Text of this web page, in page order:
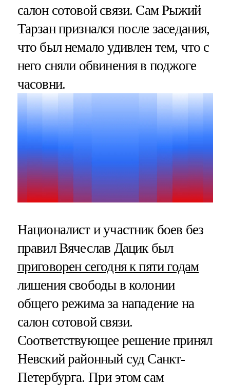
салон сотовой связи. Сам Рыжий
Тарзан признался после заседания,
что был немало удивлен тем, что с
него сняли обвинения в поджоге
часовни.
Националист и участник боев без
правил Вячеслав Дацик был
приговорен сегодня к пяти годам
лишения свободы в колонии
общего режима за нападение на
салон сотовой связи.
Соответствующее решение принял
Невский районный суд Санкт-
Петербурга. При этом сам